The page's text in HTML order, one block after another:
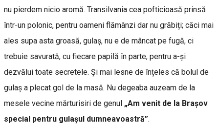
nu pierdem nicio aromă. Transilvania cea pofticioasă prinsă
într-un polonic, pentru oameni flămânzi dar nu grăbiți; căci mai
ales supa asta groasă, gulaș, nu e de mâncat pe fugă, ci
trebuie savurată, cu fiecare papilă în parte, pentru a-și
dezvălui toate secretele. Și mai lesne de înțeles că bolul de
gulaș a plecat gol de la masă. Nu degeaba auzeam de la
mesele vecine mărturisiri de genul „Am venit de la Brașov
special pentru gulașul dumneavoastră”.